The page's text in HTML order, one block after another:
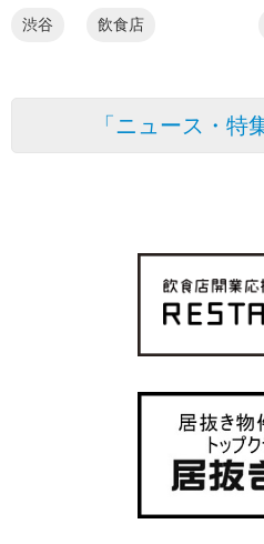
渋谷 飲食店
「ニュース・特